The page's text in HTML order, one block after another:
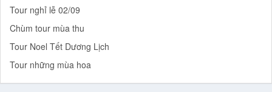
Tour nghỉ lễ 02/09
Chùm tour mùa thu
Tour Noel Tết Dương Lịch
Tour những mùa hoa